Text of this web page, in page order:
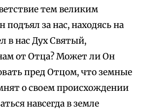
тем великим
подъял за нас, находясь на
в нас Дух Святый,
от Отца? Может ли Он
пред Отцом, что земные
о своем происхождении
навсегда в земле